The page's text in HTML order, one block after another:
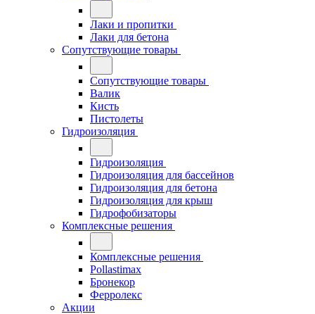
Лаки и пропитки
Лаки для бетона
Сопутствующие товары
Сопутствующие товары
Валик
Кисть
Пистолеты
Гидроизоляция
Гидроизоляция
Гидроизоляция для бассейнов
Гидроизоляция для бетона
Гидроизоляция для крыш
Гидрофобизаторы
Комплексные решения
Комплексные решения
Pollastimax
Бронекор
Ферролекс
Акции